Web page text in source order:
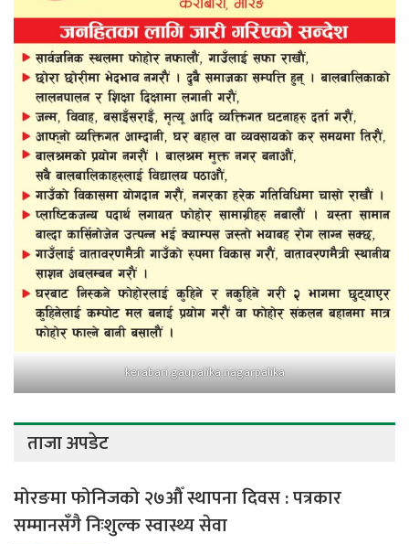
kerabari gaupalika nagarpalika
ताजा अपडेट
मोरङमा फोनिजको २७औँ स्थापना दिवस : पत्रकार
सम्मानसँगै निःशुल्क स्वास्थ्य सेवा